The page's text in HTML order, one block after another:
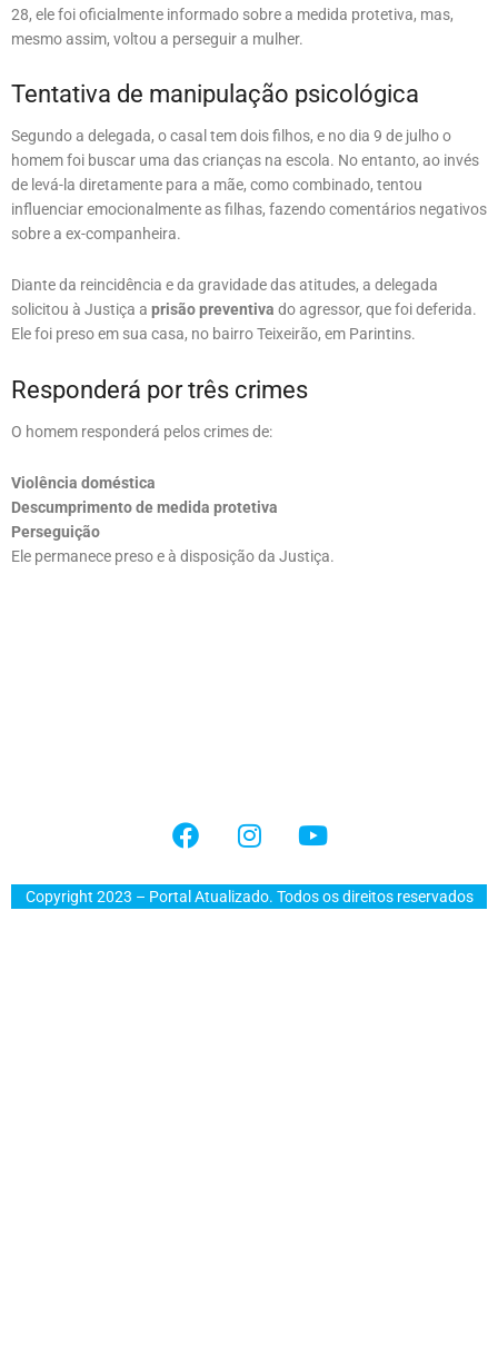
28, ele foi oficialmente informado sobre a medida protetiva, mas,
mesmo assim, voltou a perseguir a mulher.
Tentativa de manipulação psicológica
Segundo a delegada, o casal tem dois filhos, e no dia 9 de julho o
homem foi buscar uma das crianças na escola. No entanto, ao invés
de levá-la diretamente para a mãe, como combinado, tentou
influenciar emocionalmente as filhas, fazendo comentários negativos
sobre a ex-companheira.
Diante da reincidência e da gravidade das atitudes, a delegada
solicitou à Justiça a prisão preventiva do agressor, que foi deferida.
Ele foi preso em sua casa, no bairro Teixeirão, em Parintins.
Responderá por três crimes
O homem responderá pelos crimes de:
Violência doméstica
Descumprimento de medida protetiva
Perseguição
Ele permanece preso e à disposição da Justiça.
Copyright 2023 – Portal Atualizado. Todos os direitos reservados